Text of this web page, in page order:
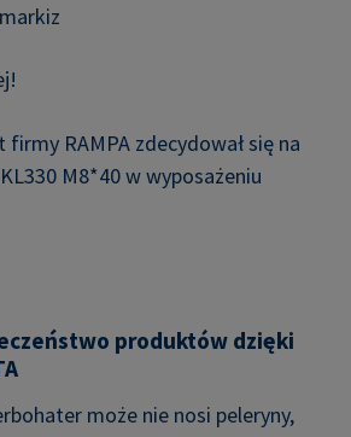
RAMPA zdecydował się na
M8*40 w wyposażeniu
produktów dzięki
może nie nosi peleryny,